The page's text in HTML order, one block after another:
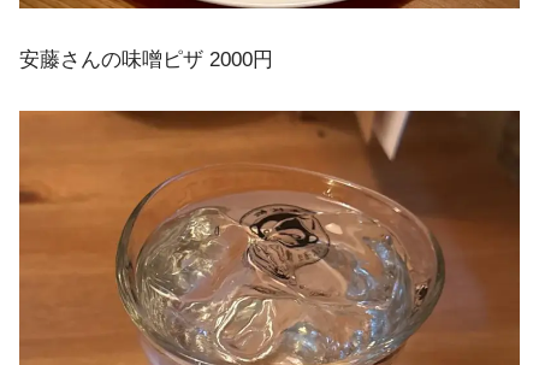
安藤さんの味噌ピザ 2000円